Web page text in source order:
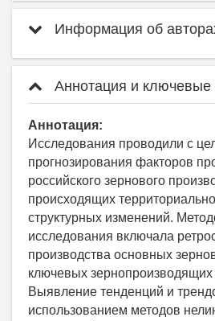
Информация об
Аннотация и ключевые
Аннотация:
Исследования проводили с
прогнозирования факторов
российского зернового
происходящих
структурных изменений.
исследования включала
производства основных
ключевых зернопроизводящих
Выявление тенденций и
использованием методов